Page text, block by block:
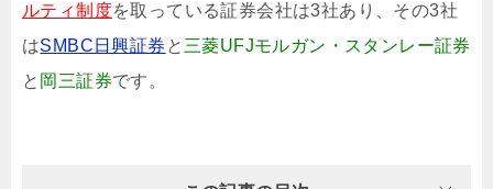
ルティ制度を取っている証券会社は3社あり、その3社
はSMBC日興証券 と 三菱UFJモルガン・スタンレー証券
と 岡三証券です。